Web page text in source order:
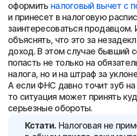
оформить налоговый вычет с
и принесет в налоговую
заинтересоваться продавцом.
объяснять, что это за
доход. В этом случае бывший
попасть не только на
налога, но и на штраф за
А если ФНС давно точит зуб на
то ситуация может принять
серьезные обороты.
Кстати. Налоговая не